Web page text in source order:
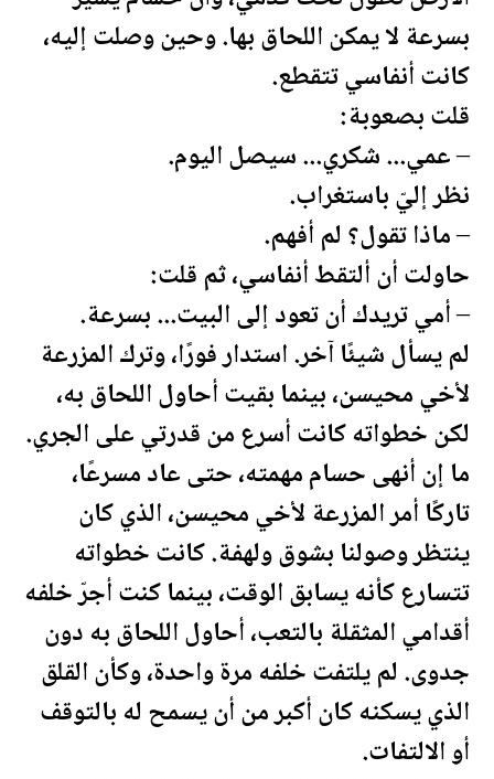
بسرعة لا يمكن اللحاق بها. وحين وصلت إليه،
كانت أنفاسي تتقطع.
قلت بصعوبة:
– عمي... شكري... سيصل اليوم.
نظر إليّ باستغراب.
– ماذا تقول؟ لم أفهم.
حاولت أن ألتقط أنفاسي، ثم قلت:
– أمي تريدك أن تعود إلى البيت... بسرعة.
لم يسأل شيئًا آخر. استدار فورًا، وتركالمزرعة
لأخي محيسن، بينما بقيت أحاول اللحاق به،
لكن خطواته كانت أسرع من قدرتي على الجري.
ما إن أنهى حسام مهمته، حتى عاد مسرعًا،
تاركًا أمرالمزرعةلأخي محيسن، الذي كان
ينتظر وصولنا بشوق ولهفة. كانت خطواته
تتسارع كأنه يسابق الوقت، بينما كنت أجرّ خلفه
أقدامي المثقلة بالتعب، أحاول اللحاق به دون
جدوى. لم يلتفت خلفه مرة واحدة، وكأن القلق
الذي يسكنه كان أكبر من أن يسمح له بالتوقف
أو الالتفات.